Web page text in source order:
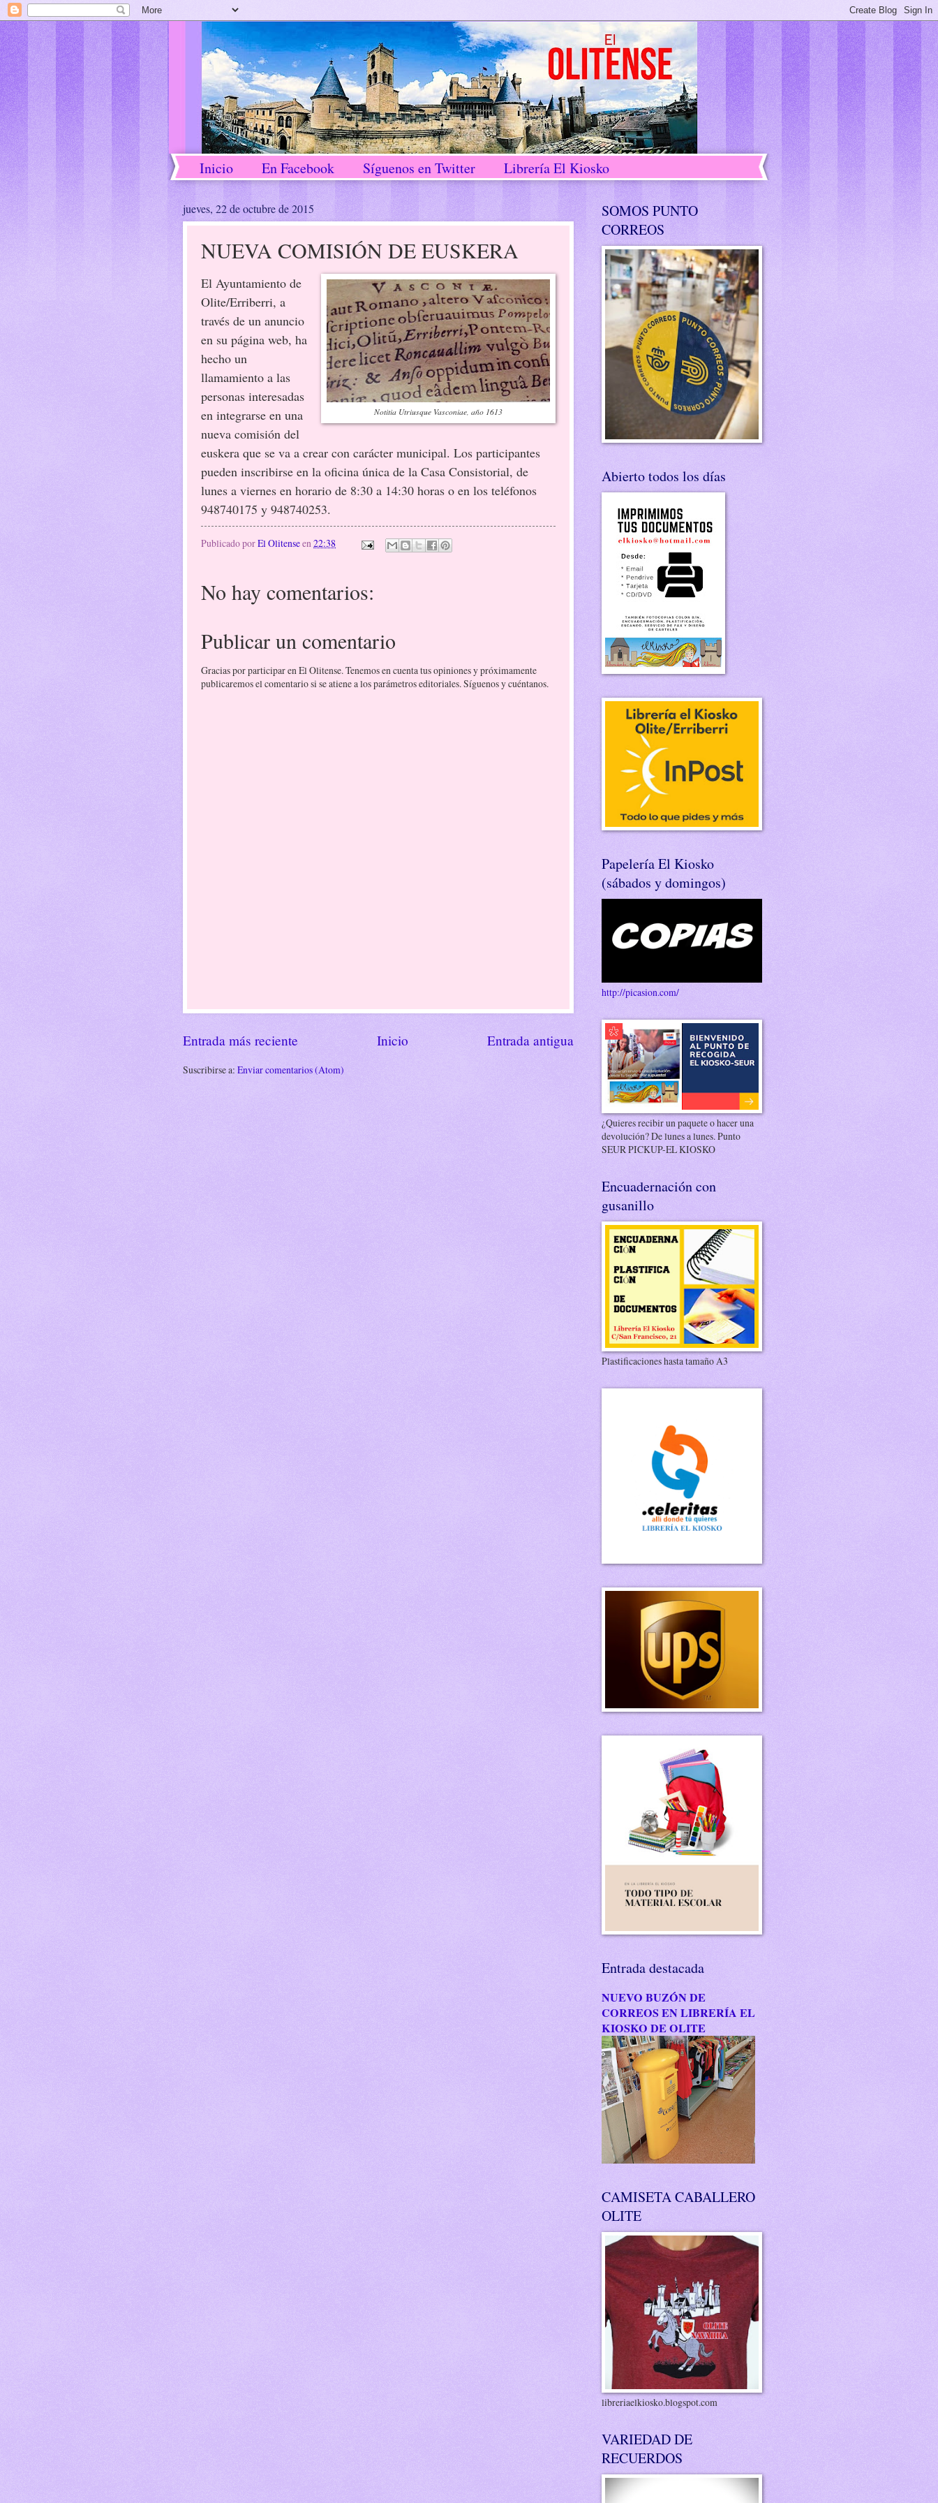
Inicio En Facebook Síguenos en Twitter Librería El Kiosko
jueves, 22 de octubre de 2015
NUEVA COMISIÓN DE EUSKERA
Notitia Utriusque Vasconiae, año 1613
El Ayuntamiento de
Olite/Erriberri, a
través de un anuncio
en su página web, ha
hecho un
llamamiento a las
personas interesadas
en integrarse en una
nueva comisión del
euskera que se va a crear con carácter municipal. Los participantes
pueden inscribirse en la oficina única de la Casa Consistorial, de
lunes a viernes en horario de 8:30 a 14:30 horas o en los teléfonos
948740175 y 948740253.
Publicado porEl Olitenseen22:38
No hay comentarios:
Publicar un comentario
Gracias por participar en El Olitense. Tenemos en cuenta tus opiniones y próximamente
publicaremos el comentario si se atiene a los parámetros editoriales. Síguenos y cuéntanos.
Entrada más reciente Entrada antigua
Inicio
Suscribirse a: Enviar comentarios (Atom)
SOMOS PUNTO
CORREOS
Abierto todos los días
Papelería El Kiosko
(sábados y domingos)
http://picasion.com/
¿Quieres recibir un paquete o hacer una
devolución? De lunes a lunes. Punto
SEUR PICKUP-EL KIOSKO
Encuadernación con
gusanillo
Plastificaciones hasta tamaño A3
Entrada destacada
NUEVO BUZÓN DE
CORREOS EN LIBRERÍA EL
KIOSKO DE OLITE
CAMISETA CABALLERO
OLITE
libreriaelkiosko.blogspot.com
VARIEDAD DE
RECUERDOS